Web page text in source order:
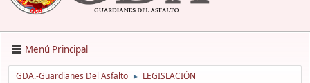
Menú Principal
GDA.-Guardianes Del Asfalto ► LEGISLACIÓN